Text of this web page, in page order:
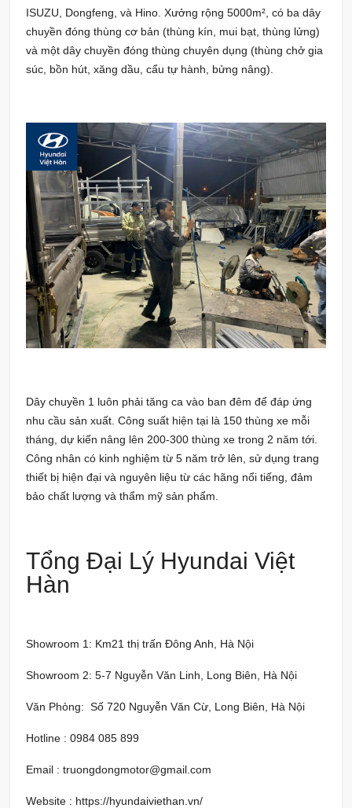
ISUZU, Dongfeng, và Hino. Xưởng rộng 5000m², có ba dây
chuyền đóng thùng cơ bản (thùng kín, mui bạt, thùng lửng)
và một dây chuyền đóng thùng chuyên dụng (thùng chở gia
súc, bồn hút, xăng dầu, cẩu tự hành, bửng nâng).
Dây chuyền 1 luôn phải tăng ca vào ban đêm để đáp ứng
nhu cầu sản xuất. Công suất hiện tại là 150 thùng xe mỗi
tháng, dự kiến nâng lên 200-300 thùng xe trong 2 năm tới.
Công nhân có kinh nghiệm từ 5 năm trở lên, sử dụng trang
thiết bị hiện đại và nguyên liệu từ các hãng nổi tiếng, đảm
bảo chất lượng và thẩm mỹ sản phẩm.
Tổng Đại Lý Hyundai Việt
Hàn
Showroom 1: Km21 thị trấn Đông Anh, Hà Nội
Showroom 2: 5-7 Nguyễn Văn Linh, Long Biên, Hà Nội
Văn Phòng: Số 720 Nguyễn Văn Cừ, Long Biên, Hà Nội
Hotline : 0984 085 899
Email : truongdongmotor@gmail.com
Website : https://hyundaiviethan.vn/